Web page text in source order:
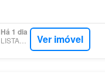
Há 1 dia
LISTANZA Ver imóvel